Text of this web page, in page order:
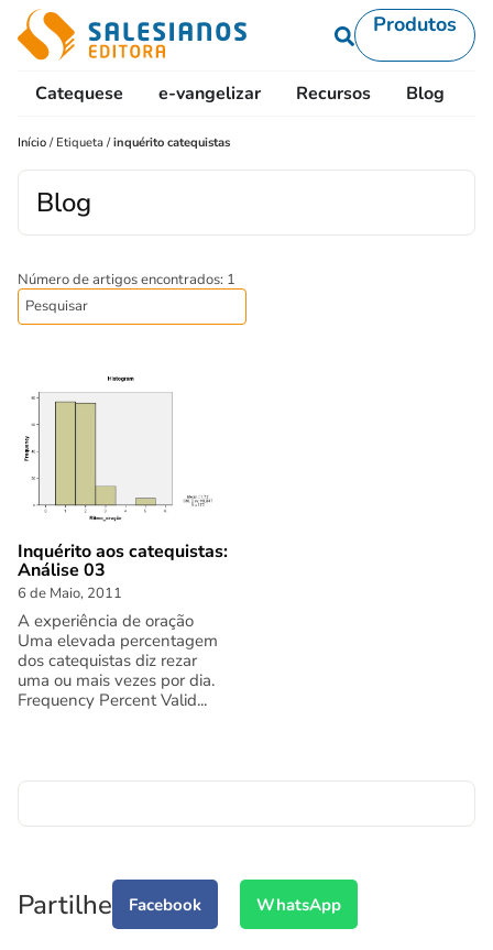
Produtos
Catequese e-vangelizar Recursos Blog
Início / Etiqueta /inquérito catequistas
Blog
Número de artigos encontrados: 1
Inquérito aos catequistas:
Análise 03
6 de Maio, 2011
A experiência de oração
Uma elevada percentagem
dos catequistas diz rezar
uma ou mais vezes por dia.
Frequency Percent Valid...
Partilhe Facebook WhatsApp